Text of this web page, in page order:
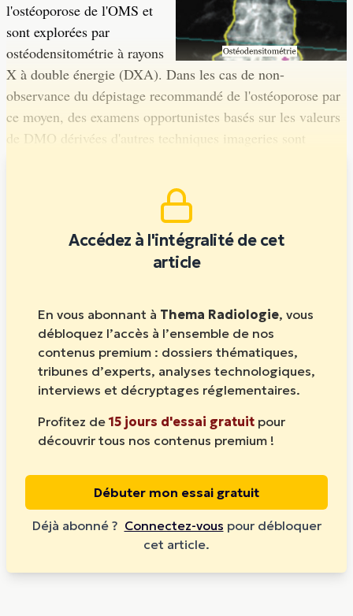
l'ostéoporose de l'OMS et
sont explorées par
ostéodensitométrie à rayons
X à double énergie (DXA). Dans les cas de non-
observance du dépistage recommandé de l'ostéoporose par
ce moyen, des examens opportunistes basés sur les valeurs
de DMO dérivées d'autres techniques imageries sont
Accédez à l'intégralité de cet
article
En vous abonnant à Thema Radiologie, vous
débloquez l’accès à l’ensemble de nos
contenus premium : dossiers thématiques,
tribunes d’experts, analyses technologiques,
interviews et décryptages réglementaires.
Profitez de 15 jours d'essai gratuit pour
découvrir tous nos contenus premium !
Débuter mon essai gratuit
Déjà abonné ? Connectez-vous pour débloquer
cet article.